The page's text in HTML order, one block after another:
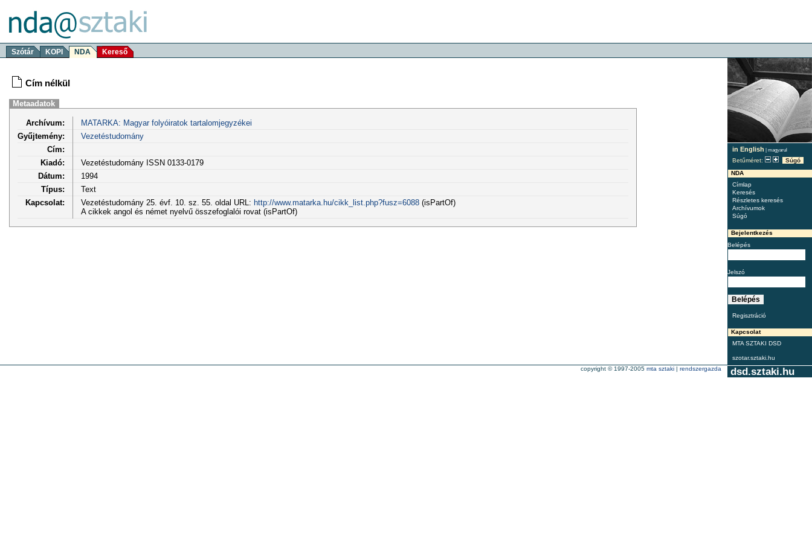
Szótár KOPI NDA Kereső
in English | magyarul
Betűméret:
Súgó
NDA
Címlap
Keresés
Részletes keresés
Archívumok
Súgó
Bejelentkezés
Belépés
Jelszó
Regisztráció
Kapcsolat
MTA SZTAKI DSD
szotar.sztaki.hu
Cím nélkül
Metaadatok
Archívum:
MATARKA: Magyar folyóiratok tartalomjegyzékei
Gyűjtemény:
Vezetéstudomány
Cím:
Kiadó:
Vezetéstudomány ISSN 0133-0179
Dátum:
1994
Típus:
Text
Kapcsolat:
Vezetéstudomány 25. évf. 10. sz. 55. oldal URL: http://www.matarka.hu/cikk_list.php?fusz=6088(isPartOf)
A cikkek angol és német nyelvű összefoglalói rovat (isPartOf)
dsd.sztaki.hu
copyright © 1997-2005 mta sztaki | rendszergazda